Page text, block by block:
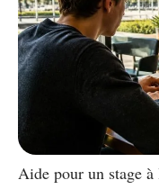
Aide pour un stage